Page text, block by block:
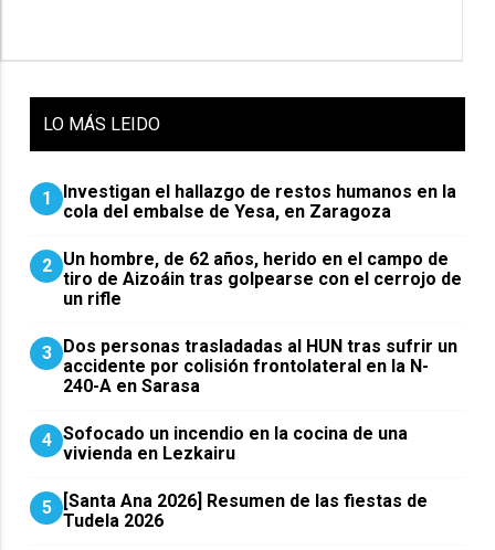
LO MÁS LEIDO
1
Investigan el hallazgo de restos humanos en la
cola del embalse de Yesa, en Zaragoza
2 Un hombre, de 62 años, herido en el campo de
tiro de Aizoáin tras golpearse con el cerrojo de
un rifle
3
​Dos personas trasladadas al HUN tras sufrir un
accidente por colisión frontolateral en la N-
240-A en Sarasa
4 Sofocado un incendio en la cocina de una
vivienda en Lezkairu
5
[Santa Ana 2026] Resumen de las fiestas de
Tudela 2026